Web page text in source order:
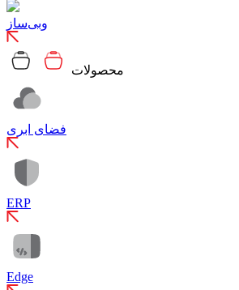
وبی‌ساز
محصولات
فضای ابری
ERP
Edge